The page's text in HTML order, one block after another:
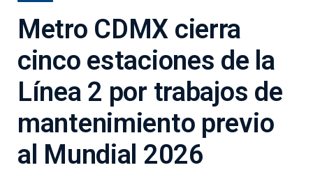
Metro CDMX cierra
cinco estaciones de la
Línea 2 por trabajos de
mantenimiento previo
al Mundial 2026